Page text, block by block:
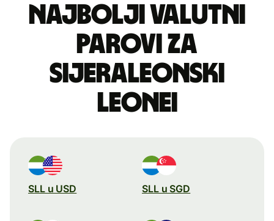
Najbolji valutni
parovi za
sijeraleonski
leonei
SLL u USD SLL u SGD